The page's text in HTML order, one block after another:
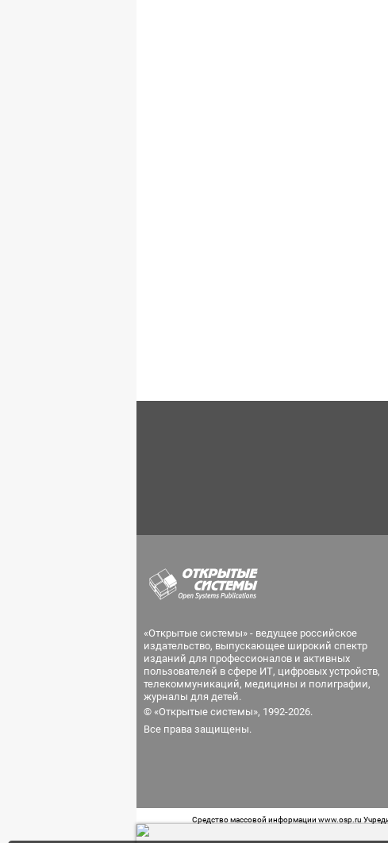
«Открытые системы» - ведущее российское
издательство, выпускающее широкий спектр
изданий для профессионалов и активных
пользователей в сфере ИТ, цифровых устройств,
телекоммуникаций, медицины и полиграфии,
журналы для детей.
© «Открытые системы», 1992-2026.
Все права защищены.
Средство массовой информации www.osp.ru